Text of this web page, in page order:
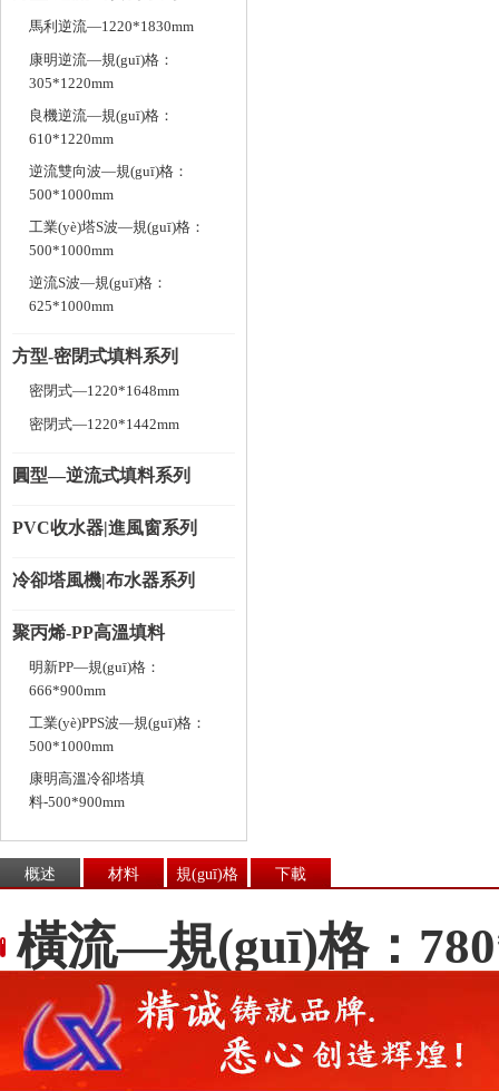
馬利逆流—1220*1830mm
康明逆流—規(guī)格：
305*1220mm
良機逆流—規(guī)格：
610*1220mm
逆流雙向波—規(guī)格：
500*1000mm
工業(yè)塔S波—規(guī)格：
500*1000mm
逆流S波—規(guī)格：
625*1000mm
方型-密閉式填料系列
密閉式—1220*1648mm
密閉式—1220*1442mm
圓型—逆流式填料系列
PVC收水器|進風窗系列
冷卻塔風機|布水器系列
聚丙烯-PP高溫填料
明新PP—規(guī)格：
666*900mm
工業(yè)PPS波—規(guī)格：
500*1000mm
康明高溫冷卻塔填
料-500*900mm
概述 材料 規(guī)格 下載
橫流—規(guī)格：